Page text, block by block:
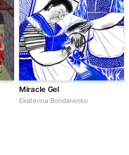
Miracle Gel
Ekaterina Bondarenko